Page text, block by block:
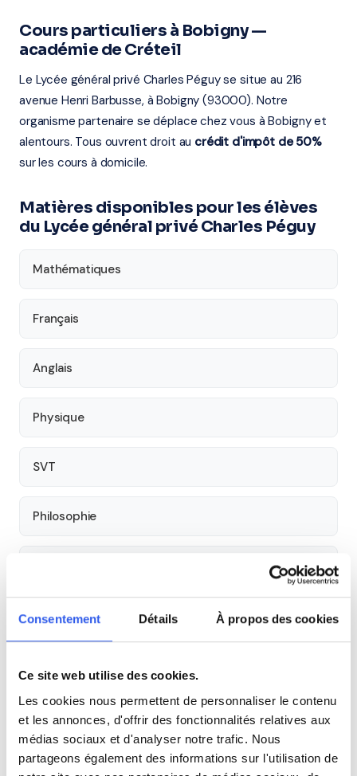
Consentement Détails À propos des cookies
Ce site web utilise des cookies.
Les cookies nous permettent de personnaliser le contenu
et les annonces, d'offrir des fonctionnalités relatives aux
médias sociaux et d'analyser notre trafic. Nous
partageons également des informations sur l'utilisation de
Cours particuliers à Bobigny —
académie de Créteil
Le Lycée général privé Charles Péguy se situe au 216
avenue Henri Barbusse, à Bobigny (93000). Notre
organisme partenaire se déplace chez vous à Bobigny et
alentours. Tous ouvrent droit au crédit d'impôt de 50%
sur les cours à domicile.
Matières disponibles pour les élèves
du Lycée général privé Charles Péguy
Mathématiques
Français
Anglais
Physique
SVT
Philosophie
Économie
Allemand
Cours par niveau